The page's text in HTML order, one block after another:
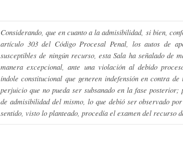
Considerando, que en cuanto a la admisibilidad, si bien,
artículo 303 del Código Procesal Penal, los autos de
susceptibles de ningún recurso, esta Sala ha señalado de
manera excepcional, ante una violación al debido
índole constitucional que generen indefensión en contra
perjuicio que no pueda ser subsanado en la fase
de admisibilidad del mismo, lo que debió ser observado
sentido, visto lo planteado, procedía el examen del recurso